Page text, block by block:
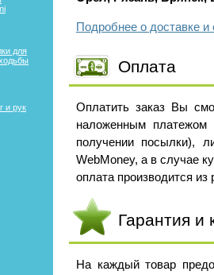
для
и рук
Подробнее о доставке и
Оплата
Оплатить заказ Вы
наложенным платежом
получении посылки),
WebMoney, а в случае
оплата производится из
Гарантия и
На каждый товар